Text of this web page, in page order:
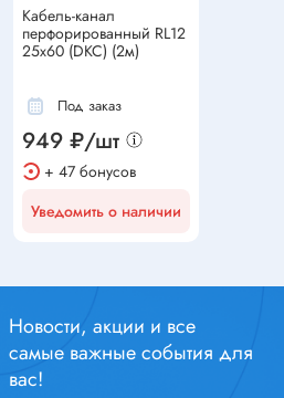
Кабель-канал
перфорированный RL12
25х60 (DKC) (2м)
Под заказ
949 ₽/шт
+ 47 бонусов
Уведомить о наличии
Новости, акции и все
самые важные события для
вас!